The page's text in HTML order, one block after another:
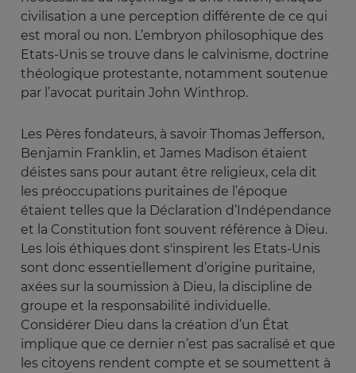
civilisation a une perception différente de ce qui
est moral ou non. L’embryon philosophique des
Etats-Unis se trouve dans le calvinisme, doctrine
théologique protestante, notamment soutenue
par l’avocat puritain John Winthrop.
Les Pères fondateurs, à savoir Thomas Jefferson,
Benjamin Franklin, et James Madison étaient
déistes sans pour autant être religieux, cela dit
les préoccupations puritaines de l’époque
étaient telles que la Déclaration d’Indépendance
et la Constitution font souvent référence à Dieu.
Les lois éthiques dont s'inspirent les Etats-Unis
sont donc essentiellement d’origine puritaine,
axées sur la soumission à Dieu, la discipline de
groupe et la responsabilité individuelle.
Considérer Dieu dans la création d’un État
implique que ce dernier n’est pas sacralisé et que
les citoyens rendent compte et se soumettent à